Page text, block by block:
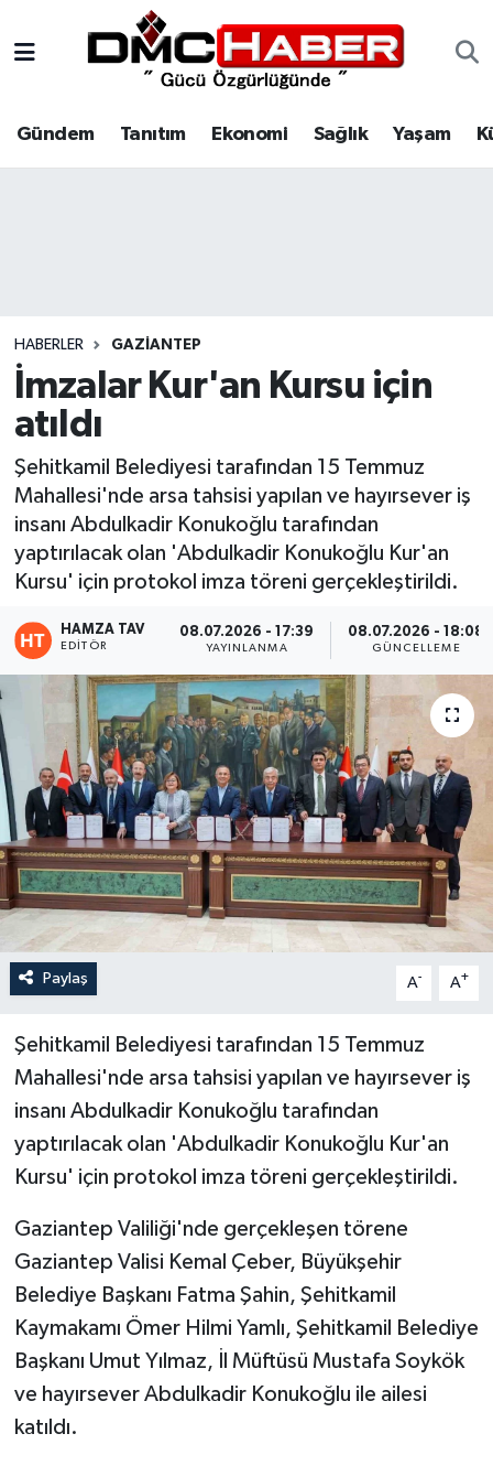
Gündem Tanıtım Ekonomi Sağlık Yaşam
HABERLER GAZIANTEP
İmzalar Kur'an Kursu için
atıldı
Şehitkamil Belediyesi tarafından 15 Temmuz
Mahallesi'nde arsa tahsisi yapılan ve hayırsever iş
insanı Abdulkadir Konukoğlu tarafından
yaptırılacak olan 'Abdulkadir Konukoğlu Kur'an
Kursu' için protokol imza töreni gerçekleştirildi.
HAMZA TAV
EDITÖR
08.07.2026 - 17:39
YAYINLANMA
08.07.2026 - 18:08
GÜNCELLEME
Paylaş A- A+
Şehitkamil Belediyesi tarafından 15 Temmuz
Mahallesi'nde arsa tahsisi yapılan ve hayırsever iş
insanı Abdulkadir Konukoğlu tarafından
yaptırılacak olan 'Abdulkadir Konukoğlu Kur'an
Kursu' için protokol imza töreni gerçekleştirildi.
Gaziantep Valiliği'nde gerçekleşen törene
Gaziantep Valisi Kemal Çeber, Büyükşehir
Belediye Başkanı Fatma Şahin, Şehitkamil
Kaymakamı Ömer Hilmi Yamlı, Şehitkamil Belediye
Başkanı Umut Yılmaz, İl Müftüsü Mustafa Soykök
ve hayırsever Abdulkadir Konukoğlu ile ailesi
katıldı.
Tanıtım
Spor
Siyaset
Eğitim
Teknoloji
Asayiş
Resmi İlan
Nöbetçi Eczaneler
Hava Durumu
Haber Arşivi